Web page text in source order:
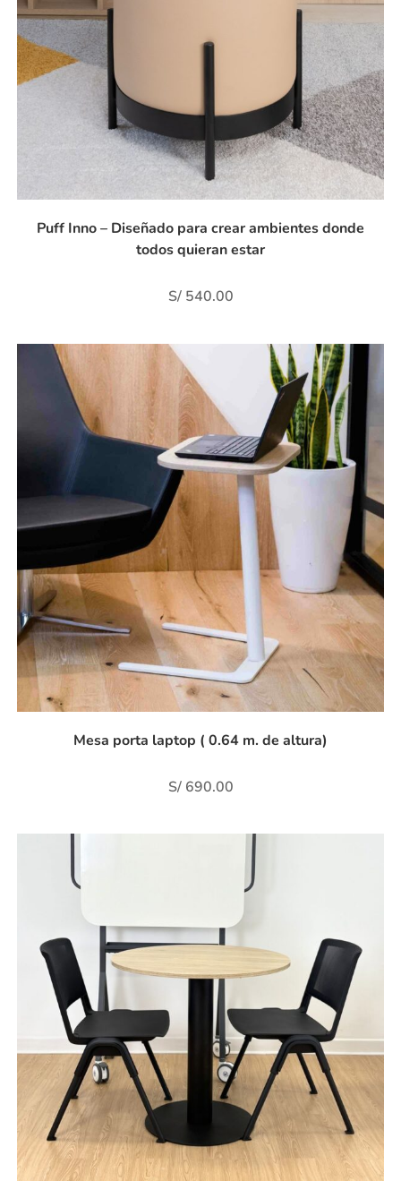
Puff Inno – Diseñado para crear ambientes donde
todos quieran estar
S/540.00
Mesa porta laptop ( 0.64 m. de altura)
S/690.00